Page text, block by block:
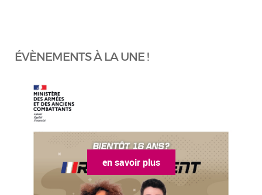
ÉVÈNEMENTS À LA UNE !
en savoir plus